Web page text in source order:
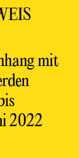
mit
2022